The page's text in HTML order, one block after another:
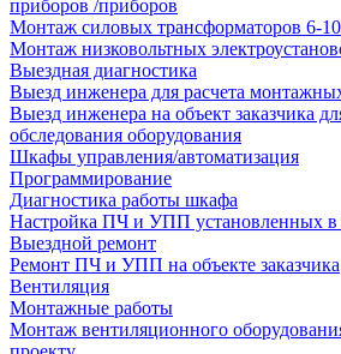
приборов /приборов
Монтаж силовых трансформаторов 6-
Монтаж низковольтных
Выездная диагностика
Выезд инженера для расчета
Выезд инженера на объект заказчика
обследования оборудования
Шкафы управления/автоматизация
Программирование
Диагностика работы шкафа
Настройка ПЧ и УПП установленных
Выездной ремонт
Ремонт ПЧ и УПП на объекте заказчика
Вентиляция
Монтажные работы
Монтаж вентиляционного